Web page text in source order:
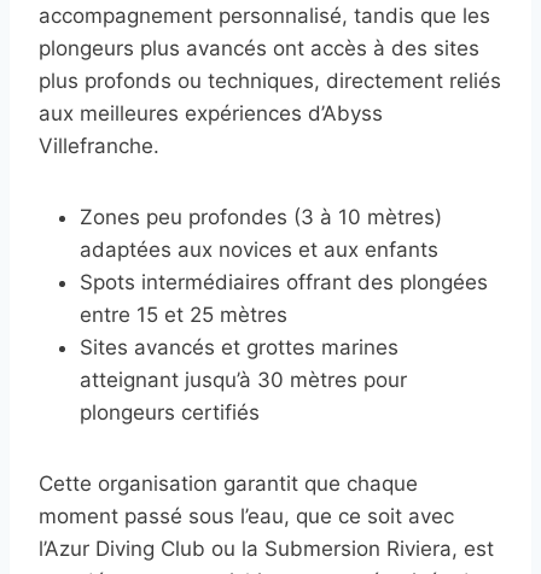
accompagnement personnalisé, tandis que les
plongeurs plus avancés ont accès à des sites
plus profonds ou techniques, directement reliés
aux meilleures expériences d’Abyss
Villefranche.
Zones peu profondes (3 à 10 mètres)
adaptées aux novices et aux enfants
Spots intermédiaires offrant des plongées
entre 15 et 25 mètres
Sites avancés et grottes marines
atteignant jusqu’à 30 mètres pour
plongeurs certifiés
Cette organisation garantit que chaque
moment passé sous l’eau, que ce soit avec
l’Azur Diving Club ou la Submersion Riviera, est